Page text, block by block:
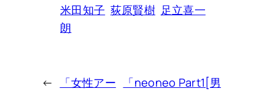
米田知子 荻原賢樹 足立喜一
朗
←
「女性アー
「neoneo Part1[男